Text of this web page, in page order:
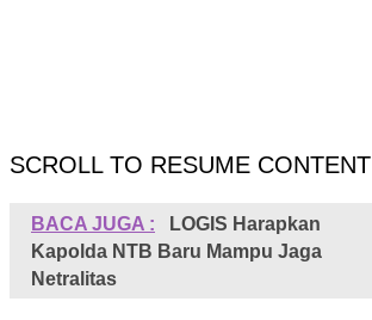
SCROLL TO RESUME CONTENT
BACA JUGA :
LOGIS Harapkan
Kapolda NTB Baru Mampu Jaga
Netralitas